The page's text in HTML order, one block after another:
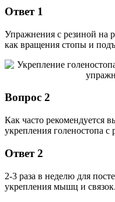
Ответ 1
Упражнения с резиной на
как вращения стопы и
Вопрос 2
Как часто рекомендуется
укрепления голеностопа с
Ответ 2
2-3 раза в неделю для
укрепления мышц и связок.